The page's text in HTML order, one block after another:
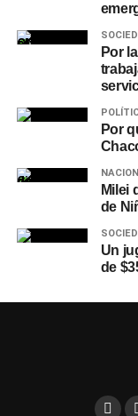
Por
Por
Milei
de
Un
de